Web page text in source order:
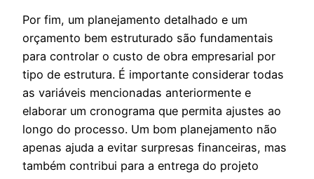
Por fim, um planejamento detalhado e um
orçamento bem estruturado são fundamentais
para controlar o custo de obra empresarial por
tipo de estrutura. É importante considerar todas
as variáveis mencionadas anteriormente e
elaborar um cronograma que permita ajustes ao
longo do processo. Um bom planejamento não
apenas ajuda a evitar surpresas financeiras, mas
também contribui para a entrega do projeto